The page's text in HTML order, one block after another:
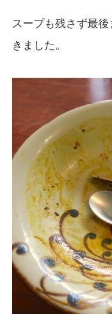
スープも残さず最
きました。